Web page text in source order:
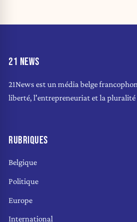
21 NEWS
21News est un média belge
liberté, l'entrepreneuriat et la
RUBRIQUES
Belgique
Politique
Europe
International